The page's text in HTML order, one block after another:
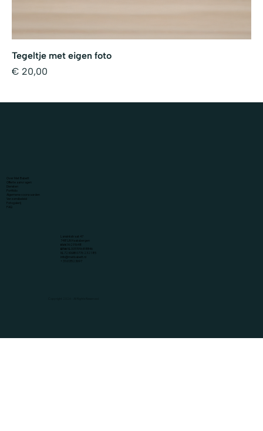
Tegeltje met eigen foto
Prijs
€ 20,00
Over Met Babett
Verzendbeleid
Lansinkstraat 47
7481JN Haaksbergen
KVK 96291648
BTW
NL005199688B46
NL72 KNAB 0776 2321 85
info@metbabett.nl
+ 31 613523697